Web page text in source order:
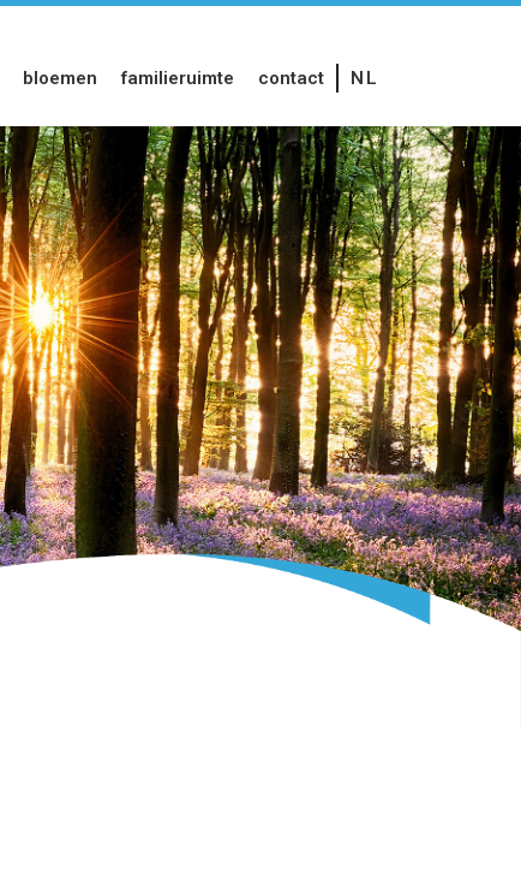
bloemen familieruimte contact NL